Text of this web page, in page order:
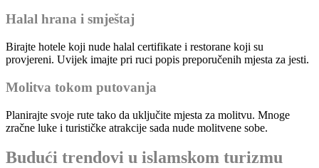
Halal hrana i smještaj
Birajte hotele koji nude halal certifikate i restorane koji su
provjereni. Uvijek imajte pri ruci popis preporučenih mjesta za jesti.
Molitva tokom putovanja
Planirajte svoje rute tako da uključite mjesta za molitvu. Mnoge
zračne luke i turističke atrakcije sada nude molitvene sobe.
Budući trendovi u islamskom turizmu